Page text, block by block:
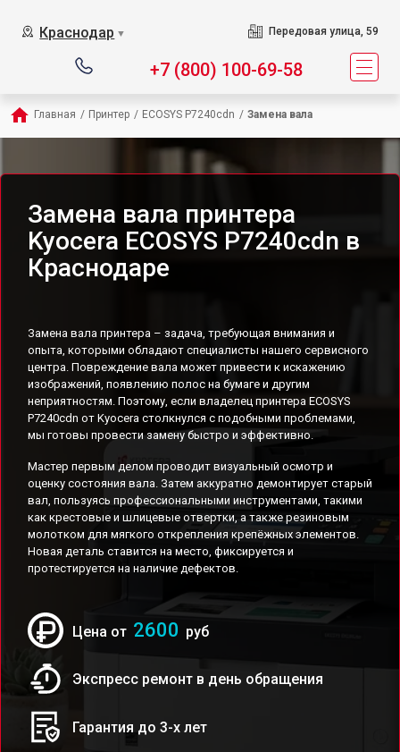
Краснодар ▼ Передовая улица, 59
+7 (800) 100-69-58
Главная / Принтер / ECOSYS P7240cdn / Замена вала
Замена вала принтера
Kyocera ECOSYS P7240cdn в
Краснодаре
Замена вала принтера – задача, требующая внимания и
опыта, которыми обладают специалисты нашего сервисного
центра. Повреждение вала может привести к искажению
изображений, появлению полос на бумаге и другим
неприятностям. Поэтому, если владелец принтера ECOSYS
P7240cdn от Kyocera столкнулся с подобными проблемами,
мы готовы провести замену быстро и эффективно.
Мастер первым делом проводит визуальный осмотр и
оценку состояния вала. Затем аккуратно демонтирует старый
вал, пользуясь профессиональными инструментами, такими
как крестовые и шлицевые отвертки, а также резиновым
молотком для мягкого открепления крепёжных элементов.
Новая деталь ставится на место, фиксируется и
протестируется на наличие дефектов.
Цена от 2600 руб
Экспресс ремонт в день обращения
Гарантия до 3-х лет